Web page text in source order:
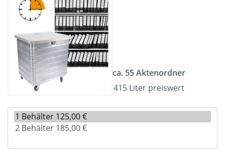
ca. 55 Aktenordner
415 Liter preiswert